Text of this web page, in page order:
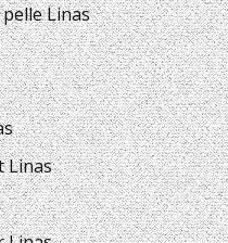
Linas
Linas